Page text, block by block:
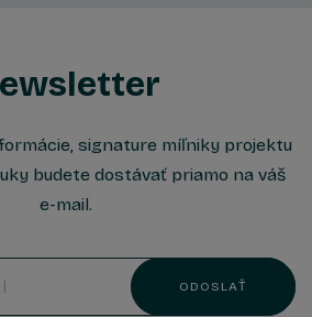
signature míľniky projektu
budete dostávať priamo na váš
e-mail.
ODOSLAŤ